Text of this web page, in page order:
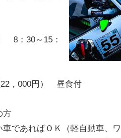
）8 ：30～ 15 ：
22 ，000円） 昼食付
方
であればＯＫ（軽自動車、ワ